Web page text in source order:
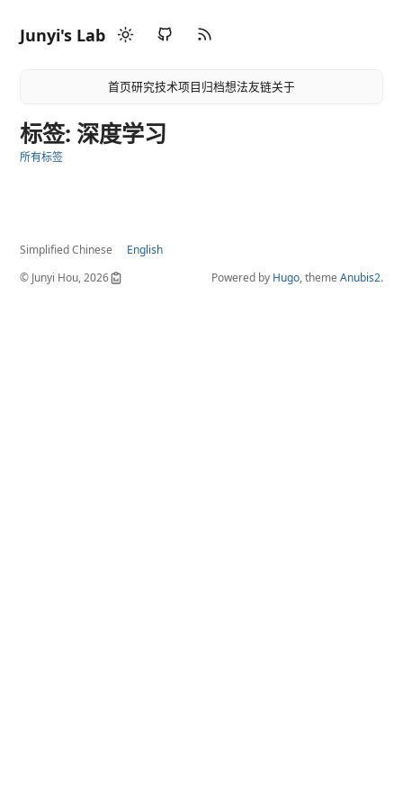
Junyi's Lab
首页研究技术项目归档想法友链关于
标签: 深度学习
所有标签
Simplified Chinese
English
© Junyi Hou, 2026
Powered by Hugo, theme Anubis2.